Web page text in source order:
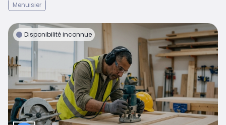
Menuisier
Disponibilité inconnue